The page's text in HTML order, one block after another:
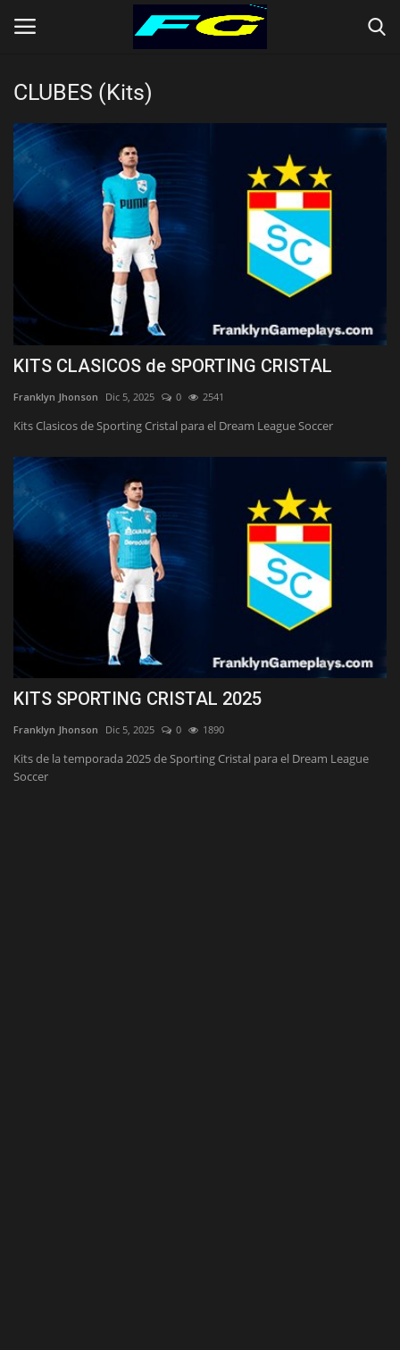
Iniciar Sesión
Contact
Inicio
CLUBES (Kits)
SELECCIONES (KITS)
CLUBES (Kits)
KITS CLASICOS de SPORTING CRISTAL
Franklyn Jhonson Dic 5, 2025 0 2541
Kits Clasicos de Sporting Cristal para el Dream League Soccer
KITS SPORTING CRISTAL 2025
Franklyn Jhonson Dic 5, 2025 0 1890
Kits de la temporada 2025 de Sporting Cristal para el Dream League
Soccer